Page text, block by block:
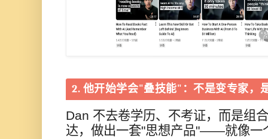
2. 他开始学会"叠技能"：不是变专家，
Dan 不去卷学历、不考证，而是组
达，做出一套"思想产品"——就像一